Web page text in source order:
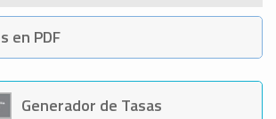
en PDF
Generador de Tasas